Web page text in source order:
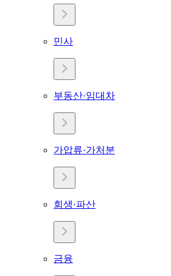
민사
부동산·임대차
가압류·가처분
회생·파산
금융